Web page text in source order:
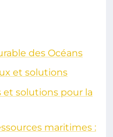
des Océans
et solutions
et solutions pour la
maritimes :